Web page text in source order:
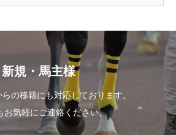
新規・馬主様
の移籍にも対応しております。
お気軽にご連絡ください。